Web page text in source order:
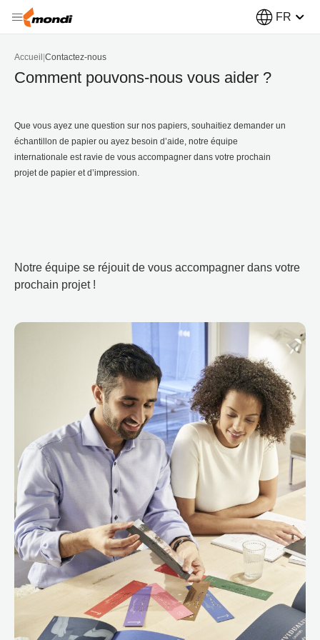
FR
Accueil Contactez-nous
Comment pouvons-nous vous aider ?
Que vous ayez une question sur nos papiers, souhaitiez demander un
échantillon de papier ou ayez besoin d’aide, notre équipe
internationale est ravie de vous accompagner dans votre prochain
projet de papier et d’impression.
Notre équipe se réjouit de vous accompagner dans votre
prochain projet !